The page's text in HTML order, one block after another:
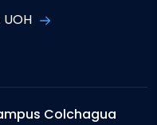
UOH
Colchagua